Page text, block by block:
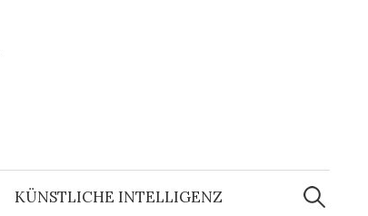
KÜNSTLICHE INTELLIGENZ
Suchen
nach: